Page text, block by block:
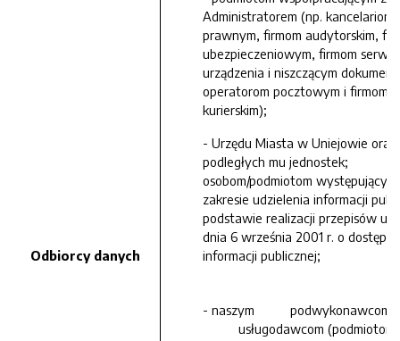
Odbiorcy danych
Administratorem (np. kancelariom
prawnym, firmom audytorskim,
ubezpieczeniowym, firmom
urządzenia i niszczącym
operatorom pocztowym i firmom
kurierskim);
- Urzędu Miasta w Uniejowie oraz
podległych mu jednostek;
osobom/podmiotom
zakresie udzielenia informacji
podstawie realizacji przepisów
dnia 6 września 2001 r. o dostępie
informacji publicznej;
- naszym
usługodawcom (podmiotom